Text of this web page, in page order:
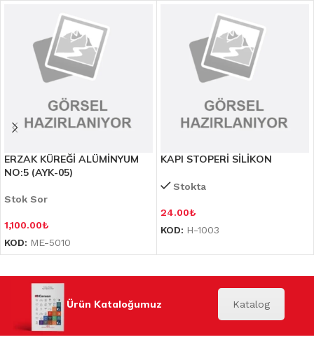
ERZAK KÜREĞİ ALÜMİNYUM
NO:5 (AYK-05)
Stok Sor
1,100.00₺
KOD: ME-5010
KAPI STOPERİ SİLİKON
Stokta
24.00₺
KOD: H-1003
Ürün Kataloğumuz Katalog